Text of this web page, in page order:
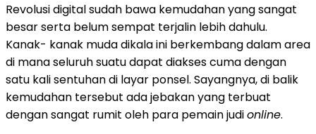
Revolusi digital sudah bawa kemudahan yang sangat
besar serta belum sempat terjalin lebih dahulu.
Kanak- kanak muda dikala ini berkembang dalam area
di mana seluruh suatu dapat diakses cuma dengan
satu kali sentuhan di layar ponsel. Sayangnya, di balik
kemudahan tersebut ada jebakan yang terbuat
dengan sangat rumit oleh para pemain judionline.